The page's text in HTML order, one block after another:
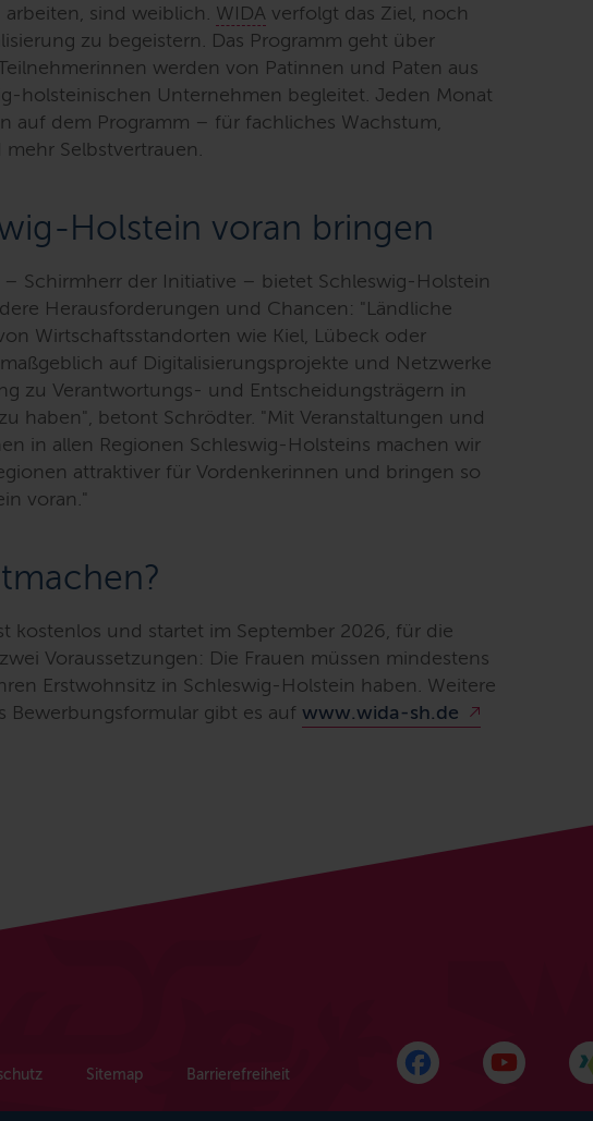
sind weiblich. WIDA verfolgt das Ziel, noch
zu begeistern. Das Programm geht über
werden von Patinnen und Paten aus
holsteinischen Unternehmen begleitet. Jeden Monat
auf dem Programm – für fachliches Wachstum,
Selbstvertrauen.
Holstein voran bringen
– Schirmherr der Initiative – bietet Schleswig-Holstein
Herausforderungen und Chancen: "Ländliche
Wirtschaftsstandorten wie Kiel, Lübeck oder
auf Digitalisierungsprojekte und Netzwerke
zu Verantwortungs- und Entscheidungsträgern in
haben" , betont Schrödter. "Mit Veranstaltungen und
in allen Regionen Schleswig-Holsteins machen wir
attraktiver für Vordenkerinnen und bringen so
voran."
kostenlos und startet im September 2026, für die
Voraussetzungen: Die Frauen müssen mindestens
Erstwohnsitz in Schleswig-Holstein haben. Weitere
Bewerbungsformular gibt es auf www.wida-sh.de
Sitemap Barrierefreiheit